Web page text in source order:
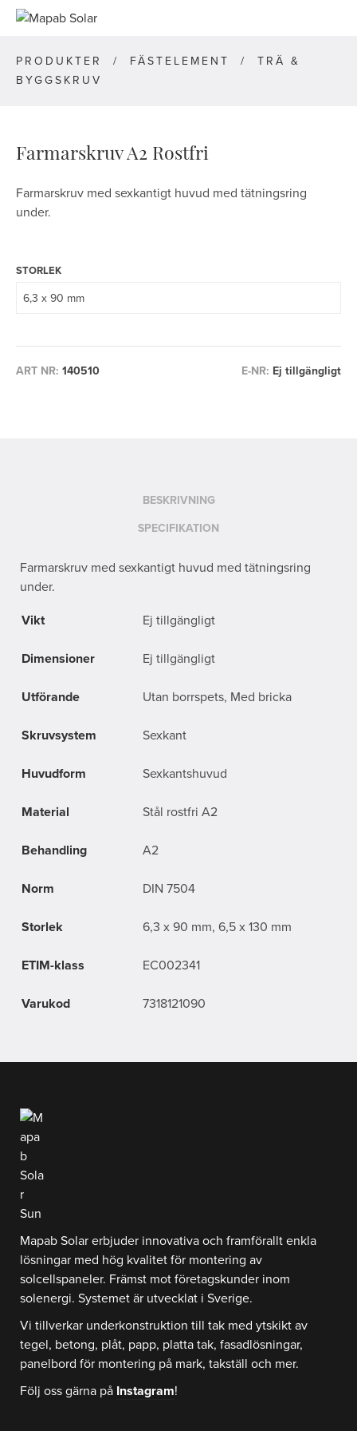
PRODUKTER / FÄSTELEMENT /
TRÄ &
BYGGSKRUV
Farmarskruv A2 Rostfri
Farmarskruv med sexkantigt huvud med tätningsring
under.
STORLEK
E-NR: Ej tillgängligt
ART NR: 140510
BESKRIVNING
SPECIFIKATION
Farmarskruv med sexkantigt huvud med tätningsring
under.
Vikt Ej tillgängligt
Dimensioner Ej tillgängligt
Utförande Utan borrspets, Med bricka
Skruvsystem Sexkant
Huvudform Sexkantshuvud
Material Stål rostfri A2
Behandling A2
Norm DIN 7504
Storlek 6,3 x 90 mm, 6,5 x 130 mm
ETIM-klass EC002341
Varukod 7318121090
Mapab Solar erbjuder innovativa och framförallt enkla
lösningar med hög kvalitet för montering av
solcellspaneler. Främst mot företagskunder inom
solenergi. Systemet är utvecklat i Sverige.
Vi tillverkar underkonstruktion till tak med ytskikt av
tegel, betong, plåt, papp, platta tak, fasadlösningar,
panelbord för montering på mark, takställ och mer.
Följ oss gärna på Instagram!